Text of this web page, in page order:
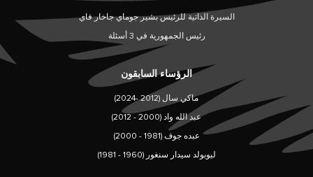
السيرة الذاتية للرئيس بشير جوماي جاخار فاي
رئيس الجمهورية في 3 أسئلة
الرؤساء السابقون
ماكي سال (2012 -2024)
عبد الله واد (2000 - 2012)
عبده جوف (1981 - 2000)
ليوبولد سيدار سنغور (1960 - 1981)